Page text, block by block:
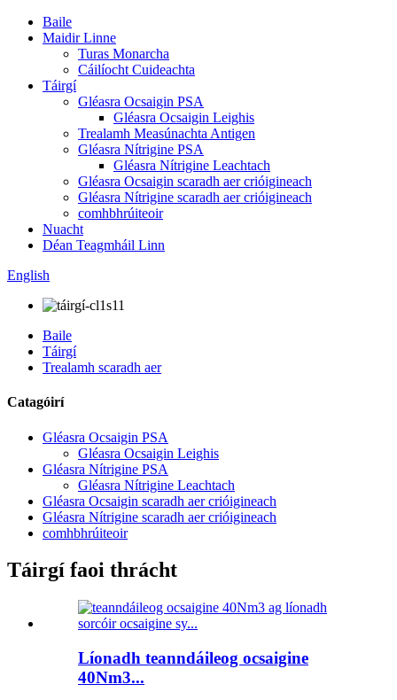
Baile
Maidir Linne
Turas Monarcha
Cáilíocht Cuideachta
Táirgí
Gléasra Ocsaigin PSA
Gléasra Ocsaigin Leighis
Trealamh Measúnachta Antigen
Gléasra Nítrigine PSA
Gléasra Nítrigine Leachtach
Gléasra Ocsaigin scaradh aer crióigineach
Gléasra Nítrigine scaradh aer crióigineach
comhbhrúiteoir
Nuacht
Déan Teagmháil Linn
English
Baile
Táirgí
Trealamh scaradh aer
Catagóirí
Gléasra Ocsaigin PSA
Gléasra Ocsaigin Leighis
Gléasra Nítrigine PSA
Gléasra Nítrigine Leachtach
Gléasra Ocsaigin scaradh aer crióigineach
Gléasra Nítrigine scaradh aer crióigineach
comhbhrúiteoir
Táirgí faoi thrácht
Líonadh teanndáileog ocsaigine
40Nm3...